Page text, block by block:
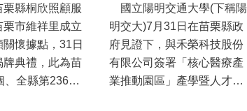
縣桐欣照顧服
栗市維祥里成立
懷據點，31日
牌典禮，此為苗
、全縣第236處
國立陽明交通大學(下稱陽
明交大)7月31日在苗栗縣政
府見證下，與禾榮科技股份
有限公司簽署「核心醫療產
業推動園區」產學暨人才培